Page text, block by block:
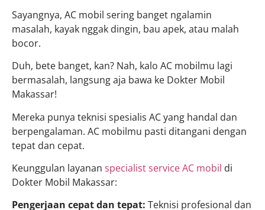
Sayangnya, AC mobil sering banget ngalamin
masalah, kayak nggak dingin, bau apek, atau malah
bocor.
Duh, bete banget, kan? Nah, kalo AC mobilmu lagi
bermasalah, langsung aja bawa ke Dokter Mobil
Makassar!
Mereka punya teknisi spesialis AC yang handal dan
berpengalaman. AC mobilmu pasti ditangani dengan
tepat dan cepat.
Keunggulan layanan specialist service AC mobil di
Dokter Mobil Makassar:
Pengerjaan cepat dan tepat: Teknisi profesional dan